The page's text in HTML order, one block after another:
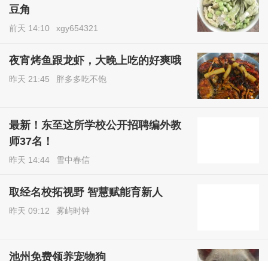
豆角
前天 14:10 xgy654321
夜宵烤鱼跟龙虾，大晚上吃的好爽哦
昨天 21:45 胖多多吃不饱
最新！东至这所学校公开招聘编外教
师37名！
昨天 14:44 雪中春信
取经名校拓视野 智慧赋能育新人
昨天 09:12 雾屿时钟
池州免费领养宠物狗